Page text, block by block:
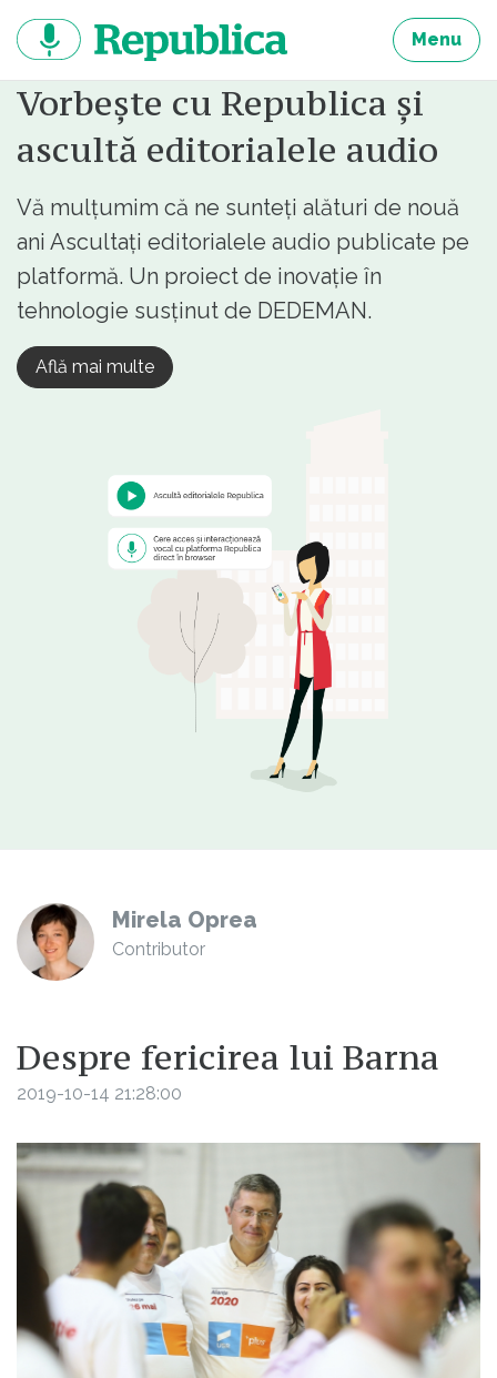
continut
Menu
Vorbește cu Republica și
ascultă editorialele audio
Vă mulțumim că ne sunteți alături de nouă
ani Ascultați editorialele audio publicate pe
platformă. Un proiect de inovație în
tehnologie susținut de DEDEMAN.
Află mai multe
Mirela Oprea
Contributor
Despre fericirea lui Barna
2019-10-14 21:28:00